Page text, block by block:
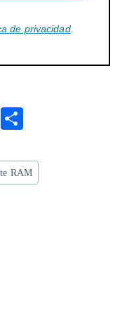
de privacidad.
E
re
RAM